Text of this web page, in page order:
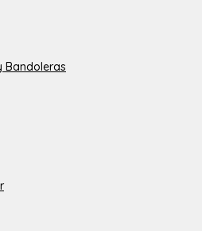
Bandoleras